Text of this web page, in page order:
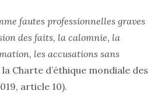
fautes professionnelles graves
des faits, la calomnie, la
les accusations sans
la Charte d’éthique mondiale des
article 10).